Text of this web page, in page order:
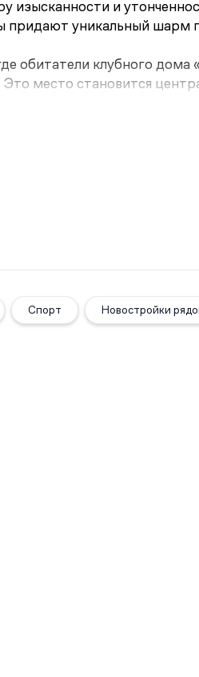
изысканности и
уникальный шарм
обитатели клубного дома
место становится
Спорт Новостройки